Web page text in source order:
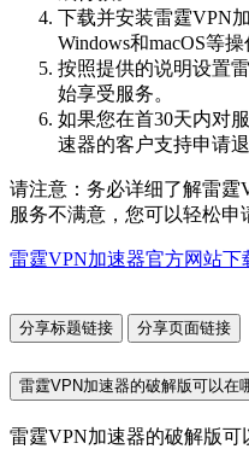
下载并安装雷霆VPN
Windows和macOS等操
按照提供的说明设置
始享受服务。
如果您在首30天内对
速器的客户支持申请退
请注意：务必详细了解雷
服务不满意，您可以轻松申
雷霆VPN加速器官方网站下
分享标题链接 分享页面链接
雷霆VPN加速器的破解版可以在
雷霆VPN加速器的破解版